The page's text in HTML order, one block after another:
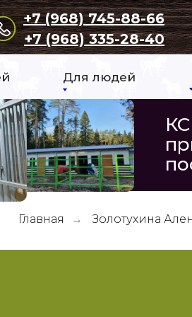
Для людей
+7 (968) 335-28-40
+7 (968) 745-88-66
Главная → Золотухина